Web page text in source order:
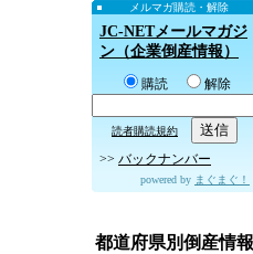
メルマガ購読・解除
JC-NETメールマガジ
ン（企業倒産情報）
購読 解除
読者購読規約
>> バックナンバー
powered by まぐまぐ！
都道府県別倒産情報